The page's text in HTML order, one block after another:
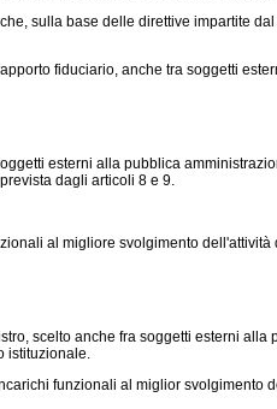
sulla base delle direttive impartite
fiduciario, anche tra soggetti
esterni alla pubblica
dagli articoli 8 e 9.
al migliore svolgimento dell'attività
scelto anche fra soggetti esterni
istituzionale.
funzionali al miglior svolgimento